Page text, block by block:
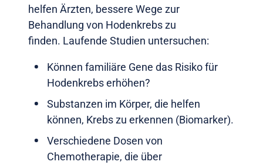
helfen Ärzten, bessere Wege zur
Behandlung von Hodenkrebs zu
finden. Laufende Studien untersuchen:
Können familiäre Gene das Risiko für
Hodenkrebs erhöhen?
Substanzen im Körper, die helfen
können, Krebs zu erkennen (Biomarker).
Verschiedene Dosen von
Chemotherapie, die über